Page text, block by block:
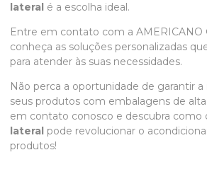
lateral é a escolha ideal.
Entre em contato com a AMERICANO
conheça as soluções personalizadas
para atender às suas necessidades.
Não perca a oportunidade de garantir
seus produtos com embalagens de
em contato conosco e descubra como
lateral pode revolucionar o
produtos!